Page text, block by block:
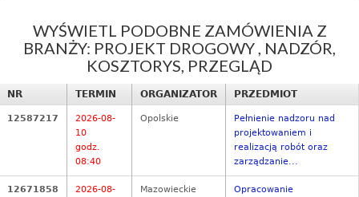
WYŚWIETL PODOBNE ZAMÓWIENIA Z
BRANŻY: PROJEKT DROGOWY , NADZÓR,
KOSZTORYS, PRZEGLĄD
NR TERMIN ORGANIZATOR PRZEDMIOT
12587217
2026-08-
10
godz.
08:40
Opolskie
Pełnienie nadzoru nad
projektowaniem i
realizacją robót oraz
zarządzanie...
12671858
2026-08-
Mazowieckie
Opracowanie